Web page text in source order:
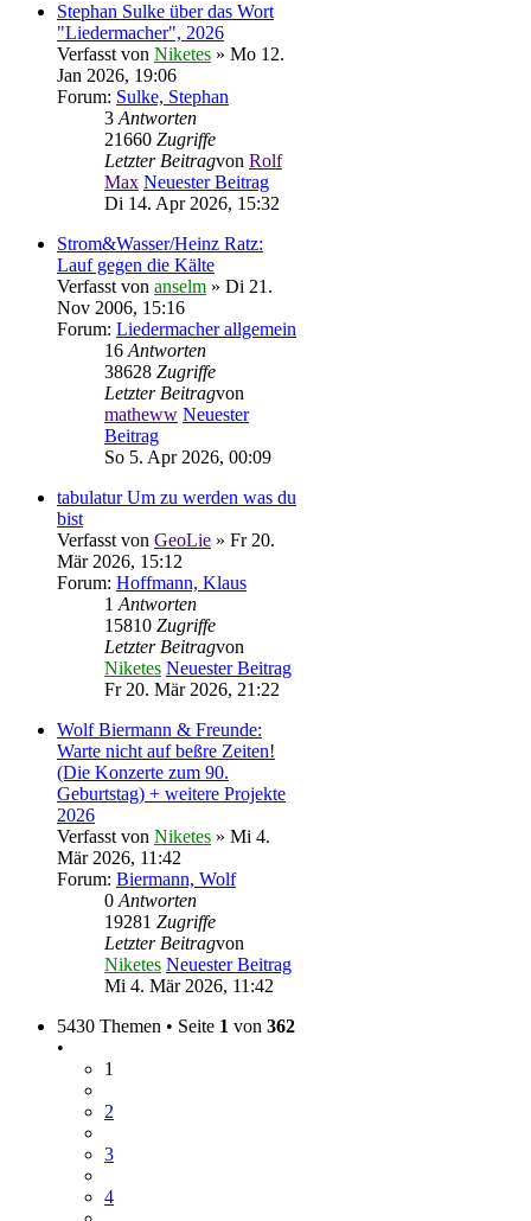
Stephan Sulke über das Wort
"Liedermacher", 2026
Verfasst von Niketes » Mo 12.
Jan 2026, 19:06
Forum: Sulke, Stephan
3 Antworten
21660 Zugriffe
Letzter Beitragvon Rolf
Max Neuester Beitrag
Di 14. Apr 2026, 15:32
Strom&Wasser/Heinz Ratz:
Lauf gegen die Kälte
Verfasst von anselm » Di 21.
Nov 2006, 15:16
Forum: Liedermacher allgemein
16 Antworten
38628 Zugriffe
Letzter Beitragvon
matheww Neuester
Beitrag
So 5. Apr 2026, 00:09
tabulatur Um zu werden was du
bist
Verfasst von GeoLie » Fr 20.
Mär 2026, 15:12
Forum: Hoffmann, Klaus
1 Antworten
15810 Zugriffe
Letzter Beitragvon
Niketes Neuester Beitrag
Fr 20. Mär 2026, 21:22
Wolf Biermann & Freunde:
Warte nicht auf beßre Zeiten!
(Die Konzerte zum 90.
Geburtstag) + weitere Projekte
2026
Verfasst von Niketes » Mi 4.
Mär 2026, 11:42
Forum: Biermann, Wolf
0 Antworten
19281 Zugriffe
Letzter Beitragvon
Niketes Neuester Beitrag
Mi 4. Mär 2026, 11:42
5430 Themen • Seite 1 von 362
•
1
2
3
4